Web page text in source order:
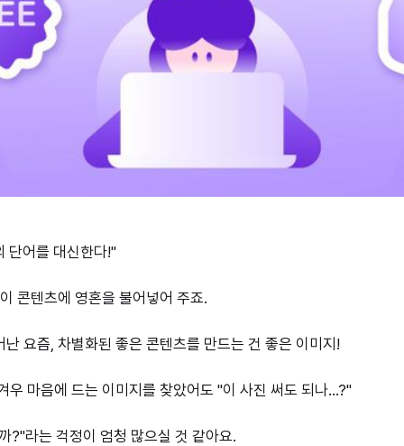
단어를 대신한다!"
콘텐츠에 영혼을 불어넣어 주죠.
난 요즘, 차별화된 좋은 콘텐츠를 만드는 건 좋은 이미지!
우 마음에 드는 이미지를 찾았어도 "이 사진 써도 되나...?"
?"라는 걱정이 엄청 많으실 것 같아요.